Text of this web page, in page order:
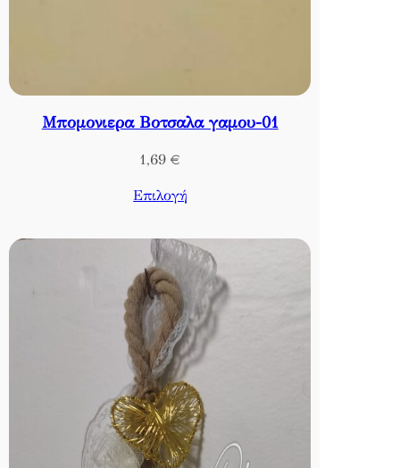
Μπομονιερα Βοτσαλα γαμου-01
1,69 €
Επιλογή